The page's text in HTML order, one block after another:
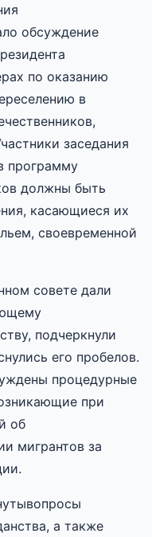
обсуждение
по оказанию
в
заседания
программу
должны быть
касающиеся их
своевременной
совете дали
подчеркнули
его пробелов.
процедурные
при
об
мигрантов за
а также